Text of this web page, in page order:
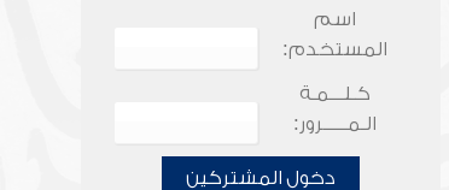
اسم
المستخدم:
كـلـــمـة
الـمـــــرور:
دخول المشتركين